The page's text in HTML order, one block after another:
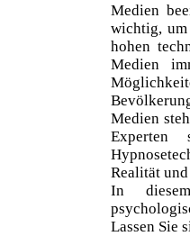
Medien
wichtig,
hohen
Medien
Medien
Experten
Realität
In
Lassen Sie